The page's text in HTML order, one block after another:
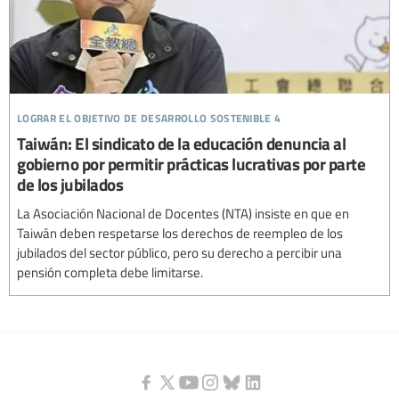
lograr el objetivo de desarrollo sostenible 4
Taiwán: El sindicato de la educación denuncia al
gobierno por permitir prácticas lucrativas por parte
de los jubilados
La Asociación Nacional de Docentes (NTA) insiste en que en
Taiwán deben respetarse los derechos de reempleo de los
jubilados del sector público, pero su derecho a percibir una
pensión completa debe limitarse.